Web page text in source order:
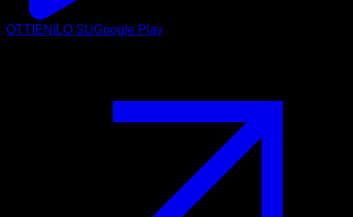
OTTIENILO SUGoogle Play